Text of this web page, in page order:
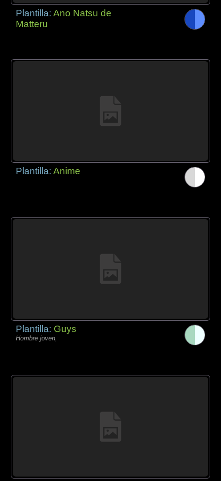
Plantilla:Ano Natsu de
Matteru
Plantilla:Anime
Plantilla: Guys
Hombre joven,